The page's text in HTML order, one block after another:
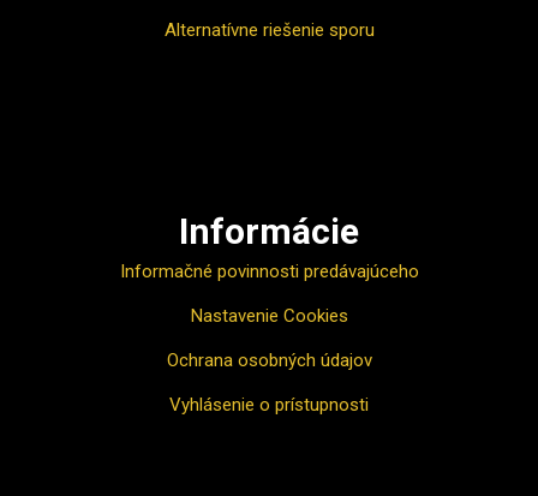
Alternatívne riešenie sporu
Informácie
Informačné povinnosti predávajúceho
Nastavenie Cookies
Ochrana osobných údajov
Vyhlásenie o prístupnosti